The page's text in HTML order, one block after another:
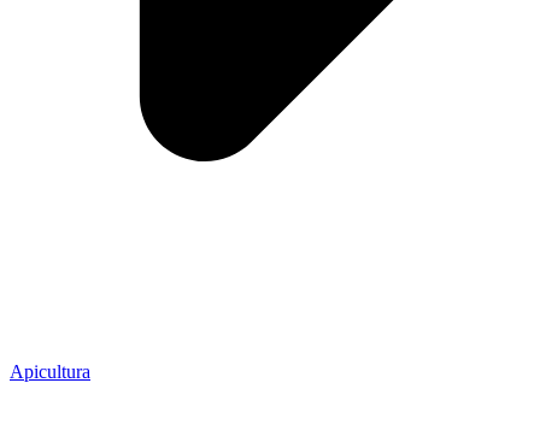
Apicultura